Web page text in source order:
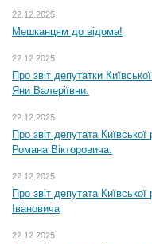
22.12.2025
Мешканцям до відома!
22.12.2025
Про звіт депутатки
Яни Валеріївни.
22.12.2025
Про звіт депутата
Романа Вікторовича.
22.12.2025
Про звіт депутата
Івановича
22.12.2025